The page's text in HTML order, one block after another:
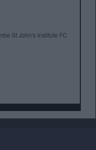
St John's Institute FC